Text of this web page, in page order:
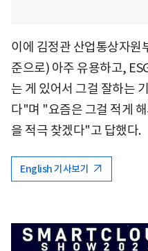
이에 김정관 산업통상자원
준으로) 아주 유용하고,
는 게 있어서 그걸 잘하는
다"며 "요즘은 그걸 적게
을 적극 찾겠다"고 답했다.
English 기사보기